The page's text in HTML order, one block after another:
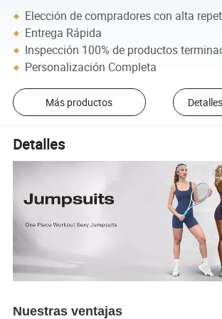
Elección de compradores con alta
Entrega Rápida
Inspección 100% de productos
Personalización Completa
Más productos
Detalles
Nuestras ventajas